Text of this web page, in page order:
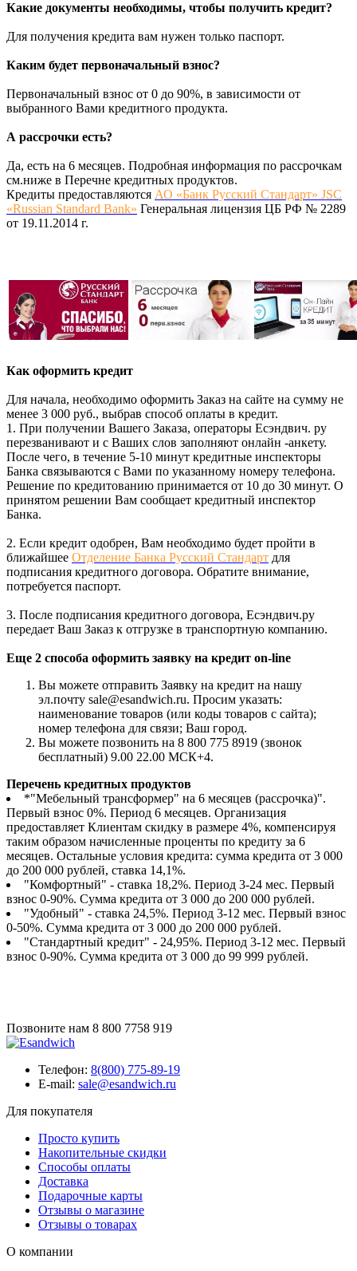
Какие документы необходимы, чтобы получить кредит?
Для получения кредита вам нужен только паспорт.
Каким будет первоначальный взнос?
Первоначальный взнос от 0 до 90%, в зависимости от
выбранного Вами кредитного продукта.
А рассрочки есть?
Да, есть на 6 месяцев. Подробная информация по рассрочкам
см.ниже в Перечне кредитных продуктов.
Кредиты предоставляются АО «Банк Русский Стандарт» JSC
«Russian Standard Bank» Генеральная лицензия ЦБ РФ № 2289
от 19.11.2014 г.
Как оформить кредит
Для начала, необходимо оформить Заказ на сайте на сумму не
менее 3 000 руб., выбрав способ оплаты в кредит.
1. При получении Вашего Заказа, операторы Есэндвич. ру
перезванивают и с Ваших слов заполняют онлайн -анкету.
После чего, в течение 5-10 минут кредитные инспекторы
Банка связываются с Вами по указанному номеру телефона.
Решение по кредитованию принимается от 10 до 30 минут. О
принятом решении Вам сообщает кредитный инспектор
Банка.
2. Если кредит одобрен, Вам необходимо будет пройти в
ближайшее Отделение Банка Русский Стандарт для
подписания кредитного договора. Обратите внимание,
потребуется паспорт.
3. После подписания кредитного договора, Есэндвич.ру
передает Ваш Заказ к отгрузке в транспортную компанию.
Еще 2 способа оформить заявку на кредит on-line
Вы можете отправить Заявку на кредит на нашу
эл.почту sale@esandwich.ru. Просим указать:
наименование товаров (или коды товаров с сайта);
номер телефона для связи; Ваш город.
Вы можете позвонить на 8 800 775 8919 (звонок
бесплатный) 9.00 22.00 МСК+4.
Перечень кредитных продуктов
*"Мебельный трансформер" на 6 месяцев (рассрочка)".
Первый взнос 0%. Период 6 месяцев. Организация
предоставляет Клиентам скидку в размере 4%, компенсируя
таким образом начисленные проценты по кредиту за 6
месяцев. Остальные условия кредита: сумма кредита от 3 000
до 200 000 рублей, ставка 14,1%.
"Комфортный" - ставка 18,2%. Период 3-24 мес. Первый
взнос 0-90%. Сумма кредита от 3 000 до 200 000 рублей.
"Удобный" - ставка 24,5%. Период 3-12 мес. Первый взнос
0-50%. Сумма кредита от 3 000 до 200 000 рублей.
"Стандартный кредит" - 24,95%. Период 3-12 мес. Первый
взнос 0-90%. Сумма кредита от 3 000 до 99 999 рублей.
Позвоните нам 8 800 7758 919
Телефон: 8(800) 775-89-19
E-mail: sale@esandwich.ru
Для покупателя
Просто купить
Накопительные скидки
Способы оплаты
Доставка
Подарочные карты
Отзывы о магазине
Отзывы о товарах
О компании